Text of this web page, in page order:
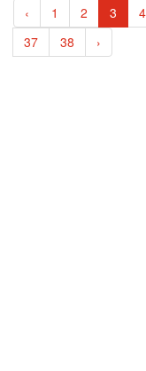
‹ 1 2 3 4
37
38 ›